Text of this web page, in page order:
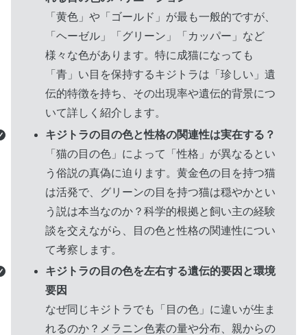
「黄色」や「ゴールド」が最も一般的ですが、
「ヘーゼル」「グリーン」「カッパー」など
様々な色があります。特に成猫になっても
「青」い目を保持するキジトラは「珍しい」遺
伝的特徴を持ち、その出現率や遺伝的背景につ
いて詳しく紹介します。
キジトラの目の色と性格の関連性は実在する？
「猫の目の色」によって「性格」が異なるとい
う俗説の真偽に迫ります。黄金色の目を持つ猫
は活発で、グリーンの目を持つ猫は穏やかとい
う説は本当なのか？科学的根拠と飼い主の経験
談を交えながら、目の色と性格の関連性につい
て考察します。
キジトラの目の色を左右する遺伝的要因と環境
要因
なぜ同じキジトラでも「目の色」に違いが生ま
れるのか？メラニン色素の量や分布、親からの